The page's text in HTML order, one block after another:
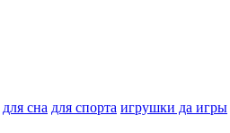
для сна для спорта игрушки да игры